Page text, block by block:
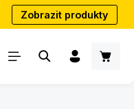
Zobrazit produkty